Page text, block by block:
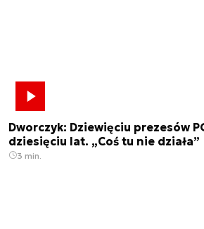
Dworczyk: Dziewięciu prezesów
dziesięciu lat. „Coś tu nie działa”
3 min.